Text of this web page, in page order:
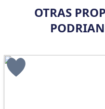
OTRAS